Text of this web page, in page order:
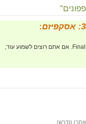
:
[…] 50:41 – וגם במשחק החדיש והמפתיע… Final Fantasy X. אם אתם רוצים לשמוע עוד,
(נדרש)